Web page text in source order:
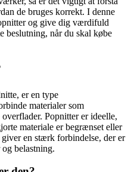
de bruges korrekt. I denne
og give dig værdifuld
beslutning, når du skal købe
er en type
materialer som
Popnitter er ideelle,
materiale er begrænset eller
en stærk forbindelse, der er
belastning.